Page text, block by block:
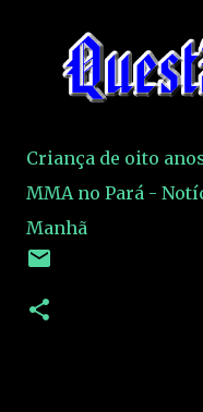
Criança de oito
MMA no Pará -
Manhã